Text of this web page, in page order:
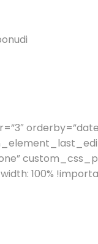
100%